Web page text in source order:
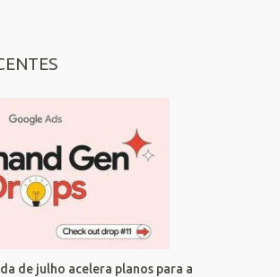
de julho acelera planos para a